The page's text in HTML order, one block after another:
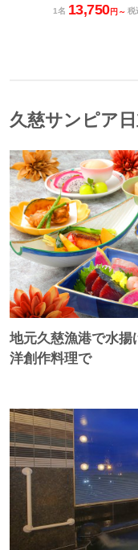
1名 13,750円～ 税
久慈サンピア
地元久慈漁港で水揚
洋創作料理で